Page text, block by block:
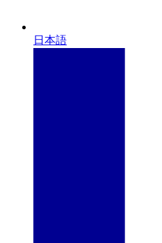
日本語